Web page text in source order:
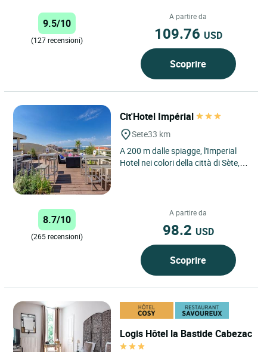
9.5/10
(127 recensioni)
A partire da
109.76 USD
Scoprire
Cit'Hotel Impérial
Sete33 km
A 200 m dalle spiagge, l'Imperial
Hotel nei colori della città di Sète,
8.7/10
(265 recensioni)
A partire da
98.2 USD
Scoprire
Logis Hôtel la Bastide Cabezac